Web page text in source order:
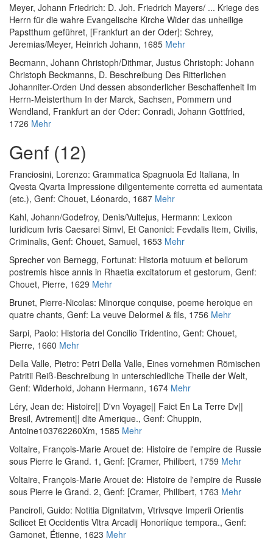
Meyer, Johann Friedrich: D. Joh. Friedrich Mayers/ ... Kriege des
Herrn für die wahre Evangelische Kirche Wider das unheilige
Papstthum geführet, [Frankfurt an der Oder]: Schrey,
Jeremias/Meyer, Heinrich Johann, 1685 Mehr
Becmann, Johann Christoph/Dithmar, Justus Christoph: Johann
Christoph Beckmanns, D. Beschreibung Des Ritterlichen
Johanniter-Orden Und dessen absonderlicher Beschaffenheit Im
Herrn-Meisterthum In der Marck, Sachsen, Pommern und
Wendland, Frankfurt an der Oder: Conradi, Johann Gottfried,
1726 Mehr
Genf (12)
Franciosini, Lorenzo: Grammatica Spagnuola Ed Italiana, In
Qvesta Qvarta Impressione diligentemente corretta ed aumentata
(etc.), Genf: Chouet, Léonardo, 1687 Mehr
Kahl, Johann/Godefroy, Denis/Vultejus, Hermann: Lexicon
Iuridicum Ivris Caesarei Simvl, Et Canonici: Fevdalis Item, Civilis,
Criminalis, Genf: Chouet, Samuel, 1653 Mehr
Sprecher von Bernegg, Fortunat: Historia motuum et bellorum
postremis hisce annis in Rhaetia excitatorum et gestorum, Genf:
Chouet, Pierre, 1629 Mehr
Brunet, Pierre-Nicolas: Minorque conquise, poeme heroique en
quatre chants, Genf: La veuve Delormel & fils, 1756 Mehr
Sarpi, Paolo: Historia del Concilio Tridentino, Genf: Chouet,
Pierre, 1660 Mehr
Della Valle, Pietro: Petri Della Valle, Eines vornehmen Römischen
Patritii Reiß-Beschreibung in unterschiedliche Theile der Welt,
Genf: Widerhold, Johann Hermann, 1674 Mehr
Léry, Jean de: Histoire|| D'vn Voyage|| Faict En La Terre Dv||
Bresil, Avtrement|| dite Amerique., Genf: Chuppin,
Antoine103762260Xm, 1585 Mehr
Voltaire, François-Marie Arouet de: Histoire de l'empire de Russie
sous Pierre le Grand. 1 , Genf: [Cramer, Philibert, 1759 Mehr
Voltaire, François-Marie Arouet de: Histoire de l'empire de Russie
sous Pierre le Grand. 2, Genf: [Cramer, Philibert, 1763 Mehr
Panciroli, Guido: Notitia Dignitatvm, Vtrivsqve Imperii Orientis
Scilicet Et Occidentis Vltra Arcadij Honoriíque tempora., Genf:
Gamonet, Étienne, 1623 Mehr